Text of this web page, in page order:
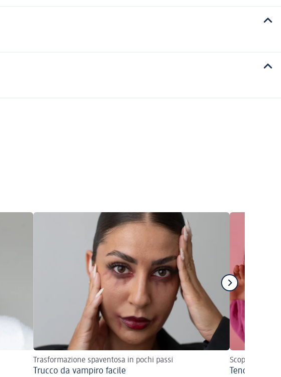
Trasformazione spaventosa in pochi passi
Trucco da vampiro facile
Scopri i must-
Tendenze